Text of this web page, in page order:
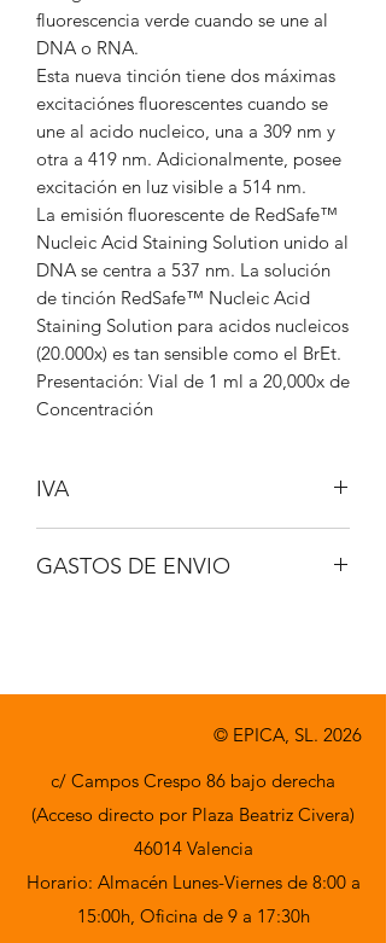
fluorescencia verde cuando se une al
DNA o RNA.
Esta nueva tinción tiene dos máximas
excitaciónes fluorescentes cuando se
une al acido nucleico, una a 309 nm y
otra a 419 nm. Adicionalmente, posee
excitación en luz visible a 514 nm.
La emisión fluorescente de RedSafe™
Nucleic Acid Staining Solution unido al
DNA se centra a 537 nm. La solución
de tinción RedSafe™ Nucleic Acid
Staining Solution para acidos nucleicos
(20.000x) es tan sensible como el BrEt.
Presentación: Vial de 1 ml a 20,000x de
Concentración
IVA
GASTOS DE ENVIO
© EPICA, SL. 2026
c/ Campos Crespo 86 bajo derecha
(Acceso directo por Plaza Beatriz Civera)
46014 Valencia
Horario: Almacén Lunes-Viernes de 8:00 a
15:00h, Oficina de 9 a 17:30h